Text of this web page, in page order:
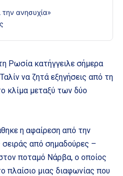
ανησυχία»
Ρωσία κατήγγειλε σήμερα
να ζητά εξηγήσεις από τη
κλίμα μεταξύ των δύο
η αφαίρεση από την
από σημαδούρες –
ποταμό Νάρβα, ο οποίος
πλαίσιο μιας διαφωνίας που